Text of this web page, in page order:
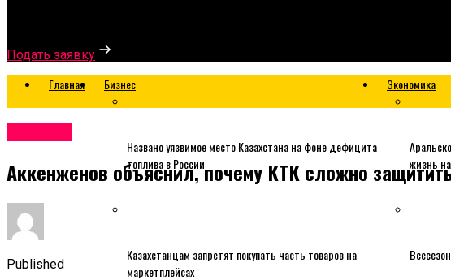
Подать заявку
Главная Бизнес
Названо уязвимое место Казахстана на фоне дефицита
топлива в России
Казахстанцам запретят покупать часть товаров на
маркетплейсах
Экономика
жизнь
Аккенженов объяснил, почему КТК сложно
Published